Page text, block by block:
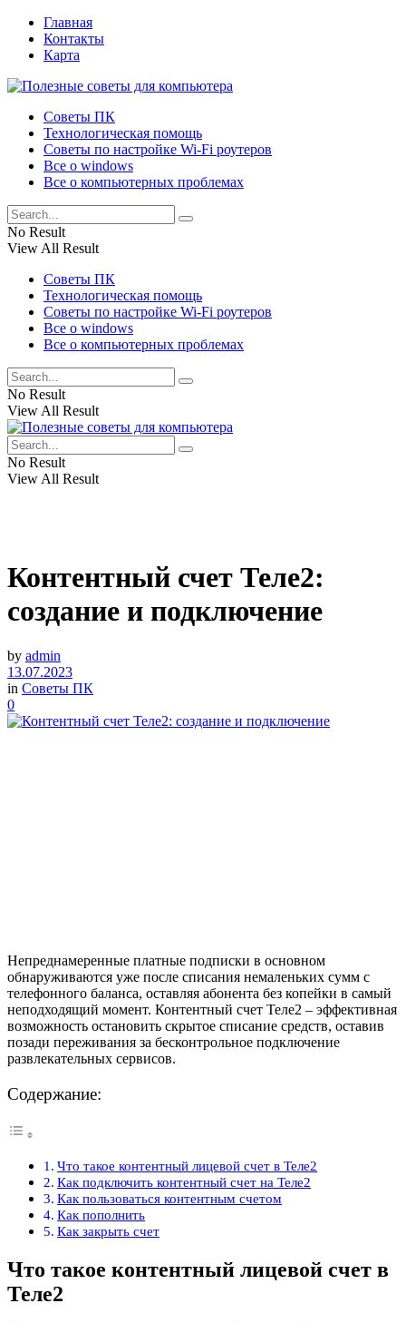
Главная
Контакты
Карта
Советы ПК
Технологическая помощь
Советы по настройке Wi-Fi роутеров
Все о windows
Все о компьютерных проблемах
No Result
View All Result
Советы ПК
Технологическая помощь
Советы по настройке Wi-Fi роутеров
Все о windows
Все о компьютерных проблемах
No Result
View All Result
No Result
View All Result
Контентный счет Теле2:
cоздание и подключение
by admin
13.07.2023
in Советы ПК
0
Непреднамеренные платные подписки в основном
обнаруживаются уже после списания немаленьких сумм с
телефонного баланса, оставляя абонента без копейки в самый
неподходящий момент. Контентный счет Теле2 – эффективная
возможность остановить скрытое списание средств, оставив
позади переживания за бесконтрольное подключение
развлекательных сервисов.
Содержание:
Что такое контентный лицевой счет в Теле2
Как подключить контентный счет на Теле2
Как пользоваться контентным счетом
Как пополнить
Как закрыть счет
Что такое контентный лицевой счет в
Теле2